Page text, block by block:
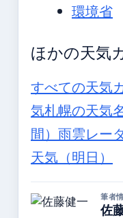
環境省
ほかの天気
すべての天気
気札幌の天気
間） 雨雲レー
天気（明日）
筆者
佐